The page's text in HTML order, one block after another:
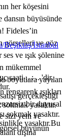
her köşesini
dansın büyüsünde
Fideles’in
görselleri ve göz
ses ve ışık şölenine
mükemmel
boyutlara yayılan
ışıkları
bir duyusal
sizi yeni ve
büyünün
İstanbul
saati .. : .. 'dir.
gerçekleştiği
yasaktır.
sokmak yasaktır.
yasaktır.Bu
dışına